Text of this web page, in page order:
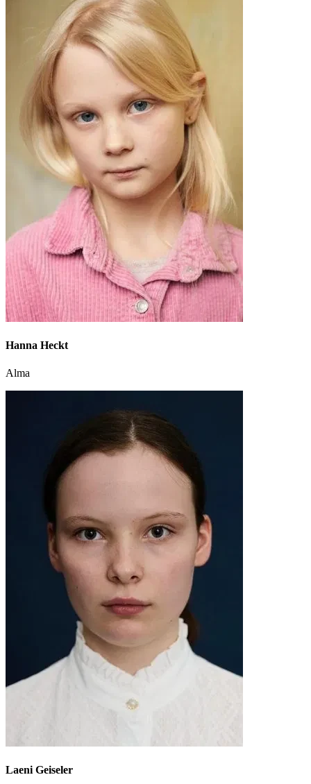
Hanna Heckt
Alma
Laeni Geiseler